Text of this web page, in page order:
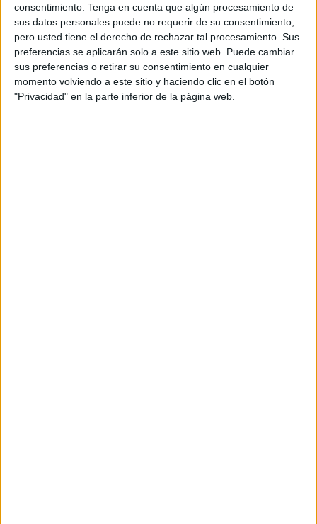
consentimiento. Tenga en cuenta que algún procesamiento de
sus datos personales puede no requerir de su consentimiento,
pero usted tiene el derecho de rechazar tal procesamiento. Sus
preferencias se aplicarán solo a este sitio web. Puede cambiar
sus preferencias o retirar su consentimiento en cualquier
momento volviendo a este sitio y haciendo clic en el botón
"Privacidad" en la parte inferior de la página web.
Al final reparto de puntos que no demuestra lo visto sobre
el terreno de juego donde los ceutíes merecieron mejor
suerte.
El partido comenzaba con dominio alterno, los caballas
intentaban llegar arriba jugando mientras que el AD